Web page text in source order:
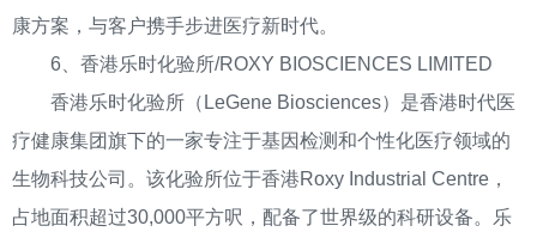
康方案，与客户携手步进医疗新时代。
6、香港乐时化验所/ROXY BIOSCIENCES LIMITED
香港乐时化验所（LeGene Biosciences）是香港时代医
疗健康集团旗下的一家专注于基因检测和个性化医疗领域的
生物科技公司。‌该化验所位于香港Roxy Industrial Centre，
占地面积超过30,000平方呎，配备了世界级的科研设备。乐